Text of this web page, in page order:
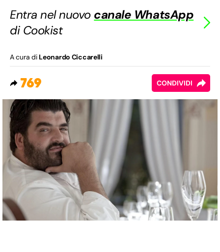
Entra nel nuovo canale WhatsApp
di Cookist
A cura di Leonardo Ciccarelli
769 CONDIVIDI